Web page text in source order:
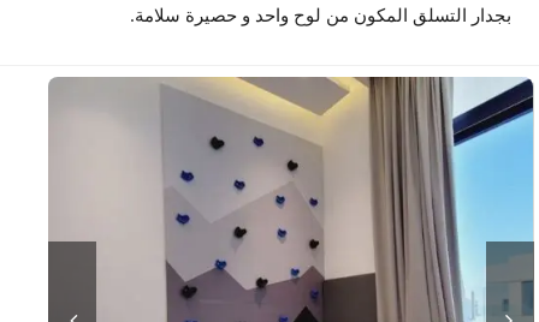
بجدار التسلق المكون من لوح واحد و حصيرة سلامة.